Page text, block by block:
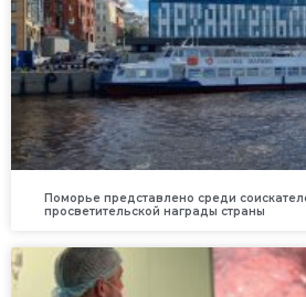
Поморье представлено среди
просветительской награды страны